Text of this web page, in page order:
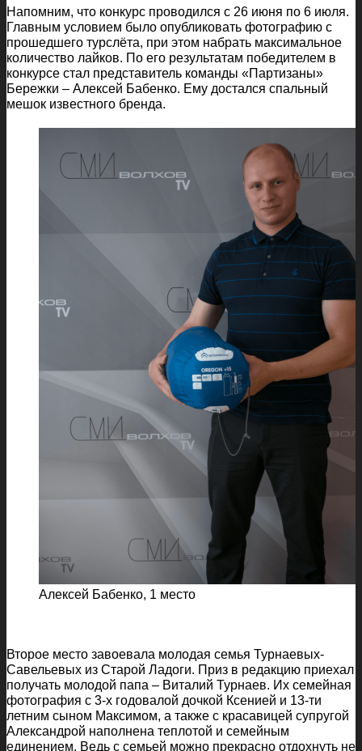
Напомним, что конкурс проводился с 26 июня по 6 июля.
Главным условием было опубликовать фотографию с
прошедшего турслёта, при этом набрать максимальное
количество лайков. По его результатам победителем в
конкурсе стал представитель команды «Партизаны»
Бережки – Алексей Бабенко. Ему достался спальный
мешок известного бренда.
Алексей Бабенко, 1 место
Второе место завоевала молодая семья Турнаевых-
Савельевых из Старой Ладоги. Приз в редакцию приехал
получать молодой папа – Виталий Турнаев. Их семейная
фотография с 3-х годовалой дочкой Ксенией и 13-ти
летним сыном Максимом, а также с красавицей супругой
Александрой наполнена теплотой и семейным
единением. Ведь с семьей можно прекрасно отдохнуть не